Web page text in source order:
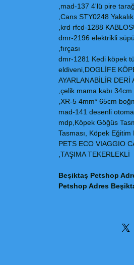
mad-137 4'lü pire
Cans STY0248 Yakalık,
krd rfcd-1288
dmr-2196 elektrikli
fırçası,
dmr-1281 Kedi köpek
eldiveni,DOGLİFE
AYARLANABİLİR DERİ
çelik mama kabı 34cm
XR-5 4mm* 65cm
mad-141 desenli
mdp,Köpek Göğüs
Tasması, Köpek
PETS ECO VIAGGIO
TAŞIMA TEKERLEKLİ,
Beşiktaş Petshop